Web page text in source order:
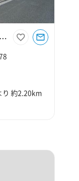
【埼玉県さいたま市桜区】さいたま市桜区大字五関109坪倉庫
約2.20km